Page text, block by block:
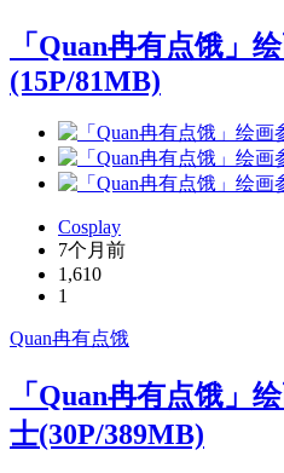
「Quan冉有点饿」
(15P/81MB)
Cosplay
7个月前
1,610
1
Quan冉有点饿
「Quan冉有点饿」
士(30P/389MB)